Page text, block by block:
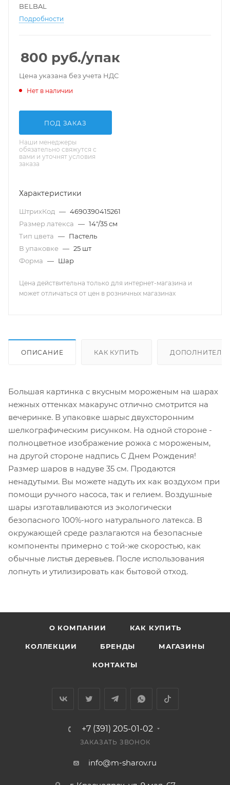
BELBAL
Подробности
800 руб./упак
Цена указана без учета НДС
Нет в наличии
ПОД ЗАКАЗ
Наши менеджеры
обязательно свяжутся с
вами и уточнят условия
заказа
Характеристики
ШтрихКод — 4690390415261
Размер латекса — 14"/35 см
Тип цвета — Пастель
В упаковке — 25 шт
Форма — Шар
Цена действительна только для интернет-магазина и
может отличаться от цен в розничных магазинах
ОПИСАНИЕ КАК КУПИТЬ
Большая картинка с вкусным мороженым на шарах
нежных оттенках макарунс отлично смотрится на
вечеринке. В упаковке шарыс двухсторонним
шелкографическим рисунком. На одной стороне -
полноцветное изображение рожка с мороженым,
на другой стороне надпись С Днем Рождения!
Размер шаров в надуве 35 см. Продаются
ненадутыми. Вы можете надуть их как воздухом при
помощи ручного насоса, так и гелием. Воздушные
шары изготавливаются из экологически
безопасного 100%-ного натурального латекса. В
окружающей среде разлагаются на безопасные
компоненты примерно с той-же скоростью, как
обычные листья деревьев. После использования
лопнуть и утилизировать как бытовой отход.
О КОМПАНИИ КАК КУПИТЬ
КОЛЛЕКЦИИ БРЕНДЫ МАГАЗИНЫ
КОНТАКТЫ
+7 (391) 205-01-02
ЗАКАЗАТЬ ЗВОНОК
info@m-sharov.ru